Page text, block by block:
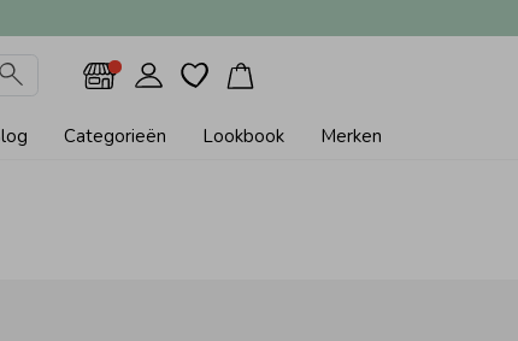
Categorieën Lookbook Merken